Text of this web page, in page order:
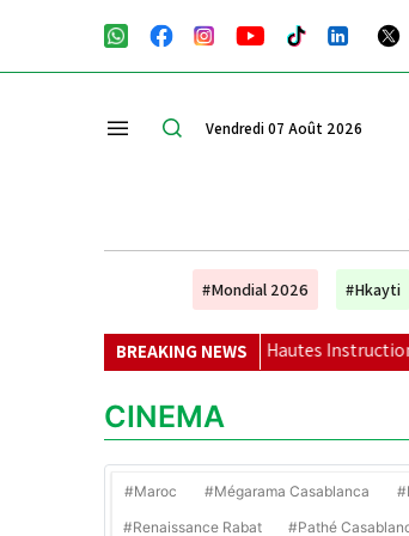
Vendredi 07 Août 2026
#Mondial 2026 #Hkayti
BREAKING NEWS
migratoire : Hautes Instructions Royales pour
CINEMA
#Maroc #Mégarama Casablanca
#Renaissance Rabat #Pathé